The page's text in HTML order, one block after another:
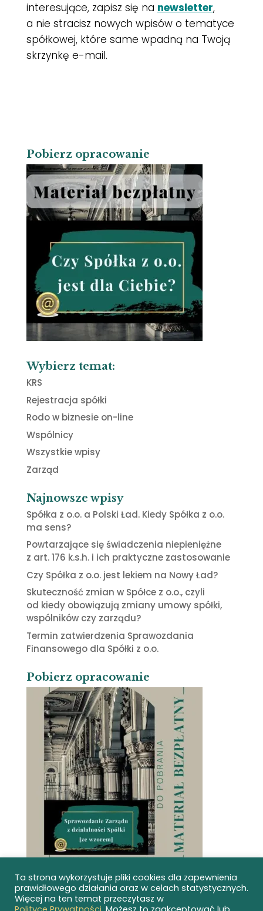
interesujące, zapisz się na newsletter,
a nie stracisz nowych wpisów o tematyce
spółkowej, które same wpadną na Twoją
skrzynkę e-mail.
Pobierz opracowanie
Wybierz temat:
KRS
Rejestracja spółki
Rodo w biznesie on-line
Wspólnicy
Wszystkie wpisy
Zarząd
Najnowsze wpisy
Spółka z o.o. a Polski Ład. Kiedy Spółka z o.o.
ma sens?
Powtarzające się świadczenia niepieniężne
z art. 176 k.s.h. i ich praktyczne zastosowanie
Czy Spółka z o.o. jest lekiem na Nowy Ład?
Skuteczność zmian w Spółce z o.o., czyli
od kiedy obowiązują zmiany umowy spółki,
wspólników czy zarządu?
Termin zatwierdzenia Sprawozdania
Finansowego dla Spółki z o.o.
Pobierz opracowanie
Ta strona wykorzystuje pliki cookies dla zapewnienia
prawidłowego działania oraz w celach statystycznych.
Więcej na ten temat przeczytasz w